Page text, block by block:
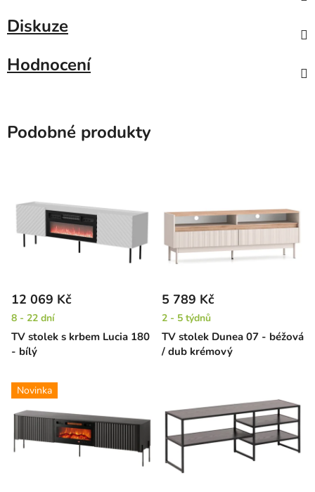
Diskuze
Hodnocení
Podobné produkty
TV stolek s krbem Lucia 180
- bílý
12 069 Kč
8 - 22 dní
TV stolek Dunea 07 - béžová
/ dub krémový
5 789 Kč
2 - 5 týdnů
Novinka